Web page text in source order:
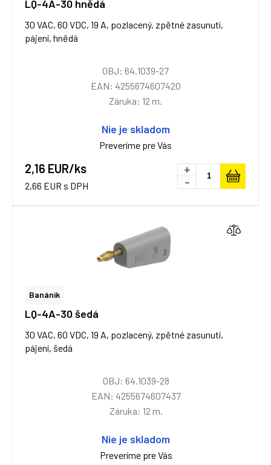
LQ-4A-30 hnědá
30 VAC, 60 VDC, 19 A, pozlacený, zpětné zasunutí,
pájení, hnědá
OBJ: 64.1039-27
EAN: 4255674607420
Záruka: 12 m.
Nie je skladom
Preveríme pre Vás
2,16 EUR/ks
2,66 EUR s DPH
+
-
Banánik
LQ-4A-30 šedá
30 VAC, 60 VDC, 19 A, pozlacený, zpětné zasunutí,
pájení, šedá
OBJ: 64.1039-28
EAN: 4255674607437
Záruka: 12 m.
Nie je skladom
Preveríme pre Vás